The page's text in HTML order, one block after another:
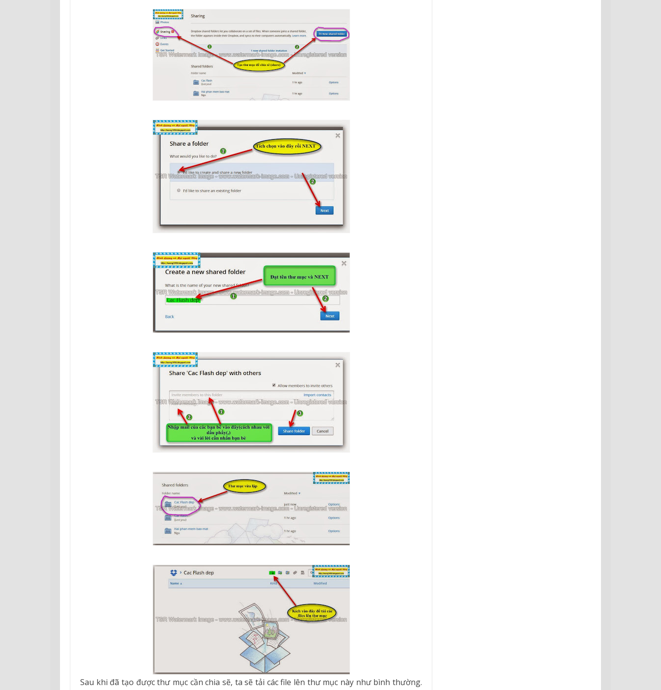
Sau khi đã tạo được thư mục cần chia sẽ, ta sẽ tải các file lên thư mục này như bình thường.